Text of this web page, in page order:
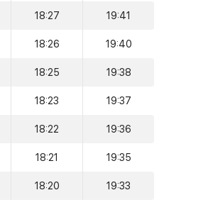
18:27 19:41
18:26 19:40
18:25 19:38
18:23 19:37
18:22 19:36
18:21 19:35
18:20 19:33